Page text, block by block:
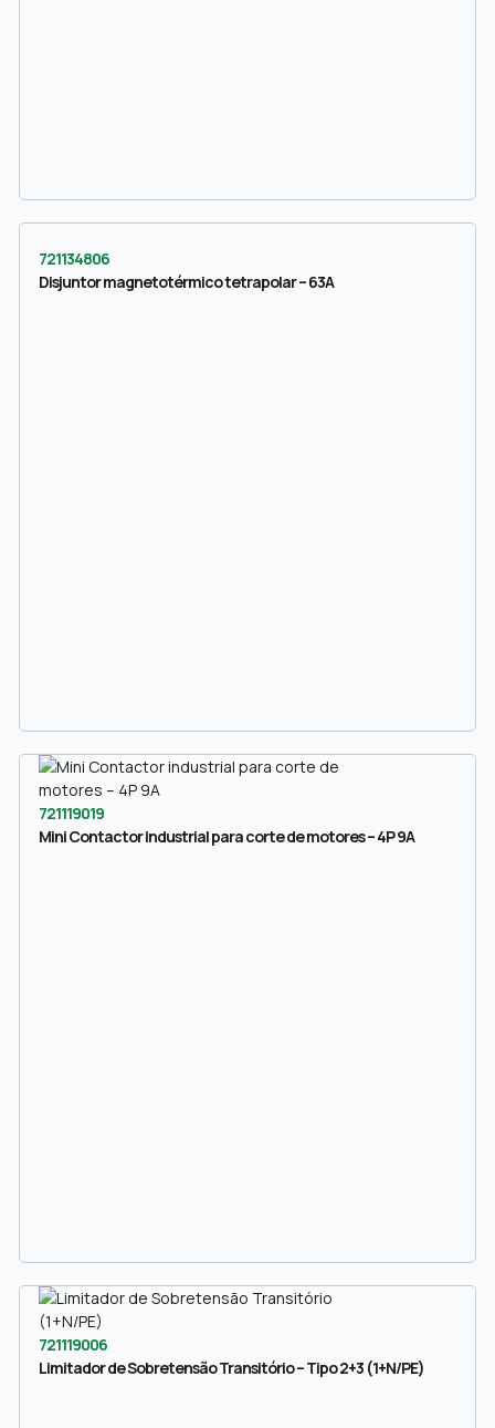
721134806
Disjuntor magnetotérmico tetrapolar – 63A
721119019
Mini Contactor industrial para corte de motores – 4P 9A
721119006
Limitador de Sobretensão Transitório – Tipo 2+3 (1+N/PE)